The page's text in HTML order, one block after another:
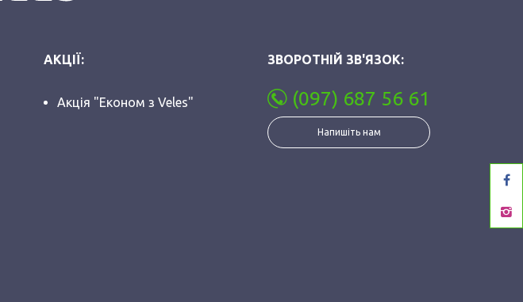
АКЦІЇ:
Акція "Економ з Veles"
ЗВОРОТНІЙ ЗВ'ЯЗОК:
(097) 687 56 61
Напишіть нам